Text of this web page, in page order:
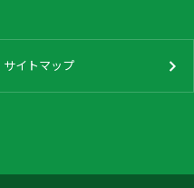
サイトマップ